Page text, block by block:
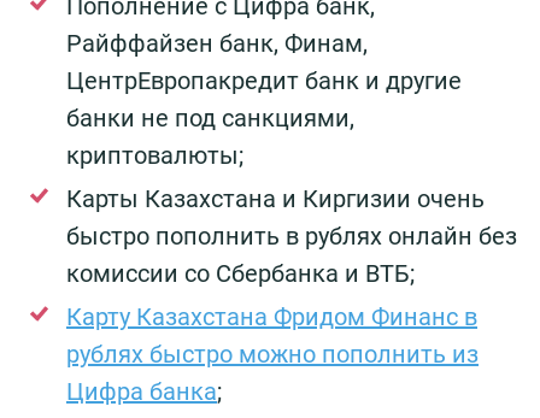
Пополнение с Цифра банк,
Райффайзен банк, Финам,
ЦентрЕвропакредит банк и другие
банки не под санкциями,
криптовалюты;
Карты Казахстана и Киргизии очень
быстро пополнить в рублях онлайн без
комиссии со Сбербанка и ВТБ;
Карту Казахстана Фридом Финанс в
рублях быстро можно пополнить из
Цифра банка;